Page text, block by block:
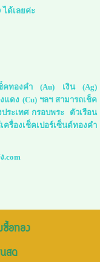
ได้เลยค่ะ
เช็คทองคำ (Au) เงิน (Ag)
แดง (Cu) ฯลฯ สามารถเช็ค
ระเทศ กรอบพระ ตัวเรือน
รื่องเช็คเปอร์เซ็นต์ทองคำ
.com
อทอง
สด